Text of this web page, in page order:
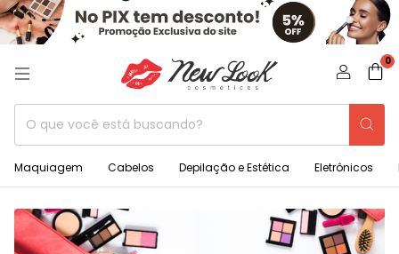
0
Maquiagem Cabelos Depilação e Estética Eletrônicos